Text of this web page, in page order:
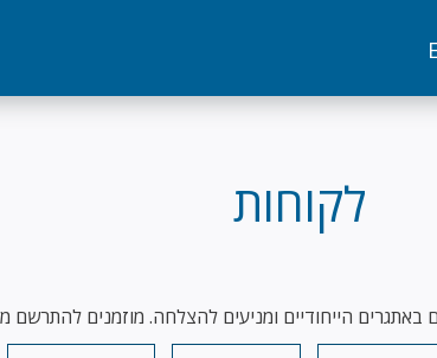
לקוחות
הייחודיים ומניעים להצלחה. מוזמנים להתרשם